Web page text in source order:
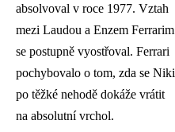
absolvoval v roce 1977. Vztah
mezi Laudou a Enzem Ferrarim
se postupně vyostřoval. Ferrari
pochybovalo o tom, zda se Niki
po těžké nehodě dokáže vrátit
na absolutní vrchol.